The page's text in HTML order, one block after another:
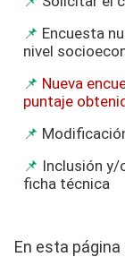
Encuesta
nivel
Nueva
puntaje
Inclusión y/
ficha técnica
En esta